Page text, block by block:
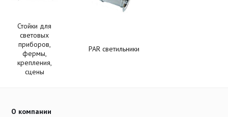
Стойки для
световых
приборов,
фермы,
крепления,
сцены
PAR светильники
О компании